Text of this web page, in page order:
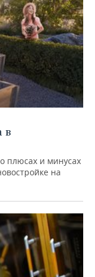
в
плюсах и минусах
на